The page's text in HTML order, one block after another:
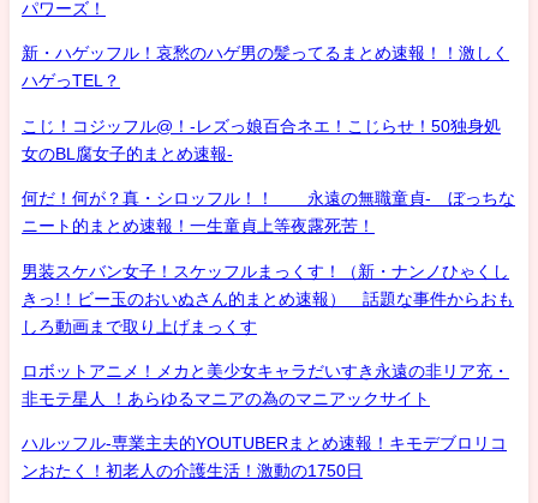
パワーズ！
新・ハゲッフル！哀愁のハゲ男の髪ってるまとめ速報！！激しく
ハゲっTEL？
こじ！コジッフル@！-レズっ娘百合ネエ！こじらせ！50独身処
女のBL腐女子的まとめ速報-
何だ！何が？真・シロッフル！！ 永遠の無職童貞- ぼっちな
ニート的まとめ速報！一生童貞上等夜露死苦！
男装スケバン女子！スケッフルまっくす！（新・ナンノひゃくし
きっ!！ビー玉のおいぬさん的まとめ速報） 話題な事件からおも
しろ動画まで取り上げまっくす
ロボットアニメ！メカと美少女キャラだいすき永遠の非リア充・
非モテ星人 ！あらゆるマニアの為のマニアックサイト
ハルッフル-専業主夫的YOUTUBERまとめ速報！キモデブロリコ
ンおたく！初老人の介護生活！激動の1750日